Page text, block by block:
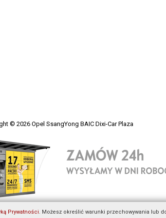
© 2026 Opel SsangYong BAIC Dixi-Car Plaza
Prywatności. Możesz określić warunki przechowywania lub